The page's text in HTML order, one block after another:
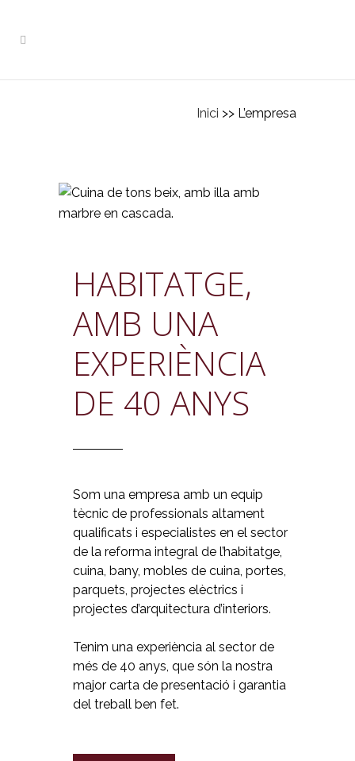
Inici >> L’empresa
HABITATGE,
AMB UNA
EXPERIÈNCIA
DE 40 ANYS
Som una empresa amb un equip
tècnic de professionals altament
qualificats i especialistes en el sector
de la reforma integral de l’habitatge,
cuina, bany, mobles de cuina, portes,
parquets, projectes elèctrics i
projectes d’arquitectura d’interiors.
Tenim una experiència al sector de
més de 40 anys, que són la nostra
major carta de presentació i garantia
del treball ben fet.